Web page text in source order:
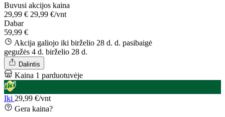
Buvusi akcijos kaina
29,99 € 29,99 €/vnt
Dabar
59,99 €
Akcija galiojo iki birželio 28 d. d. pasibaigė
gegužės 4 d. birželio 28 d.
Dalintis
Kaina 1 parduotuvėje
Iki 29,99 €/vnt
Gera kaina?